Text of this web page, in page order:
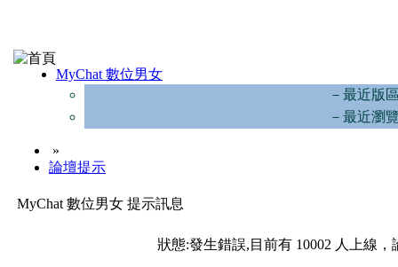
MyChat 數位男女
－最近版
－最近瀏
»
論壇提示
MyChat 數位男女 提示訊息
狀態:發生錯誤,目前有 10002 人上線